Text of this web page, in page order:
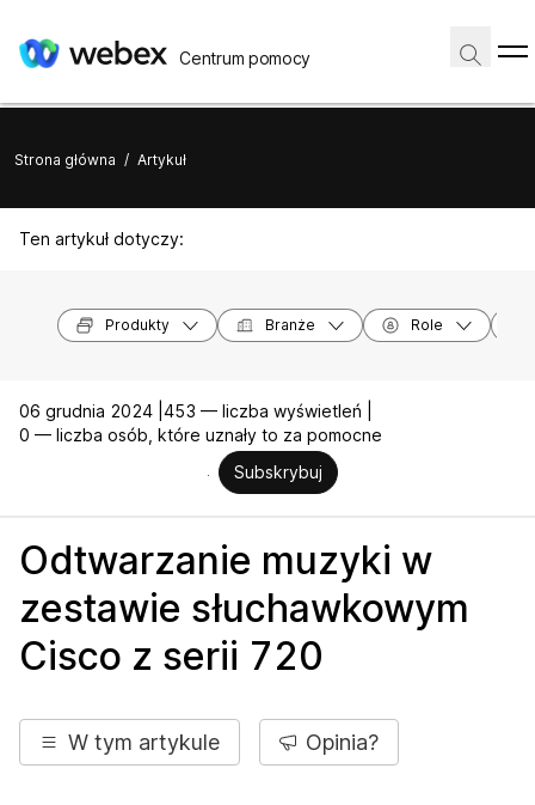
Centrum pomocy
Strona główna / Artykuł
Ten artykuł dotyczy:
Produkty Branże Role
06 grudnia 2024 | 453 — liczba wyświetleń |
0 — liczba osób, które uznały to za pomocne
Subskrybuj
Odtwarzanie muzyki w
zestawie słuchawkowym
Cisco z serii 720
W tym artykule Opinia?